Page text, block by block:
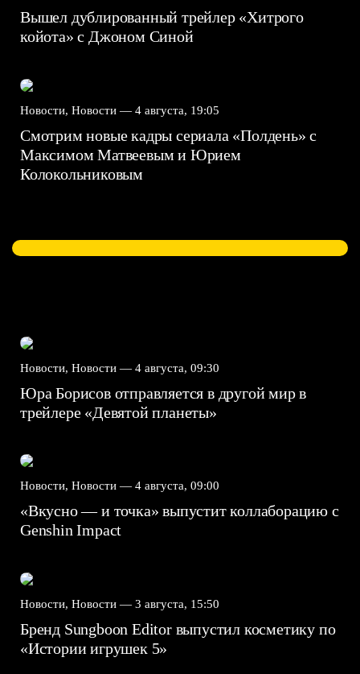
Вышел дублированный трейлер «Хитрого
койота» с Джоном Синой
Новости, Новости — 4 августа, 19:05
Смотрим новые кадры сериала «Полдень» с
Максимом Матвеевым и Юрием
Колокольниковым
Новости, Новости — 4 августа, 09:30
Юра Борисов отправляется в другой мир в
трейлере «Девятой планеты»
Новости, Новости — 4 августа, 09:00
«Вкусно — и точка» выпустит коллаборацию с
Genshin Impact⁠⁠
Новости, Новости — 3 августа, 15:50
Бренд Sungboon Editor выпустил косметику по
«Истории игрушек 5»